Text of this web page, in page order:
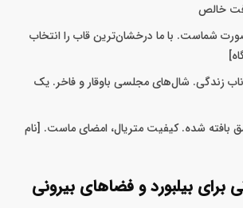
خالص
شماست. با ما درخشان‌ترین قاب را انتخاب
زندگی. شال‌های مجلسی باوقار و فاخر. یک
بافته شده. کیفیت متریال، امضای ماست. [نام
برای بیلبورد و فضاهای بیرونی